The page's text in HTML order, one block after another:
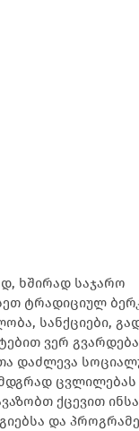
ხშირად საჯარო
ტრადიციულ
სანქციები,
ვერ
დაძლევა
ცვლილებას
ქცევით
და